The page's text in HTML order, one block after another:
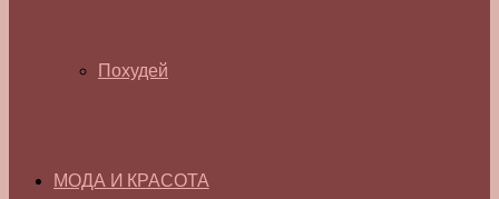
Похудей
МОДА И КРАСОТА